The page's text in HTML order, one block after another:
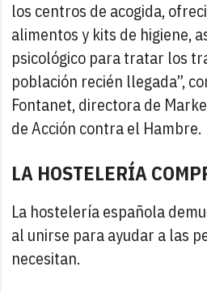
los centros de acogida,
alimentos y kits de higiene,
psicológico para tratar los
población recién llegada”,
Fontanet, directora de
de Acción contra el Hambre.
LA HOSTELERÍA
La hostelería española
al unirse para ayudar a las
necesitan.